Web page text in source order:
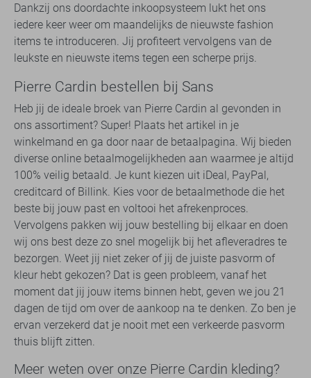
Dankzij ons doordachte inkoopsysteem lukt het ons
iedere keer weer om maandelijks de nieuwste fashion
items te introduceren. Jij profiteert vervolgens van de
leukste en nieuwste items tegen een scherpe prijs.
Pierre Cardin bestellen bij Sans
Heb jij de ideale broek van Pierre Cardin al gevonden in
ons assortiment? Super! Plaats het artikel in je
winkelmand en ga door naar de betaalpagina. Wij bieden
diverse online betaalmogelijkheden aan waarmee je altijd
100% veilig betaald. Je kunt kiezen uit iDeal, PayPal,
creditcard of Billink. Kies voor de betaalmethode die het
beste bij jouw past en voltooi het afrekenproces.
Vervolgens pakken wij jouw bestelling bij elkaar en doen
wij ons best deze zo snel mogelijk bij het afleveradres te
bezorgen. Weet jij niet zeker of jij de juiste pasvorm of
kleur hebt gekozen? Dat is geen probleem, vanaf het
moment dat jij jouw items binnen hebt, geven we jou 21
dagen de tijd om over de aankoop na te denken. Zo ben je
ervan verzekerd dat je nooit met een verkeerde pasvorm
thuis blijft zitten.
Meer weten over onze Pierre Cardin kleding?